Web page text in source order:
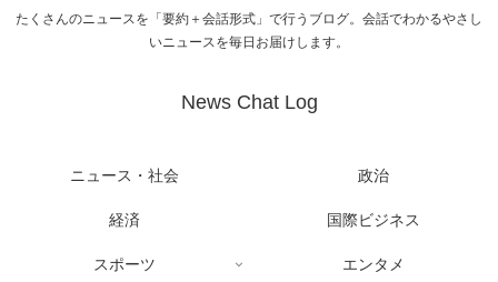
たくさんのニュースを「要約＋会話形式」で行うブログ。会話でわかるやさし
いニュースを毎日お届けします。
News Chat Log
ニュース・社会 政治
経済 国際ビジネス
スポーツ エンタメ